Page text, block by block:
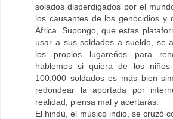
solados disperdigados por el
los causantes de los genocidios y
África. Supongo, que estas
usar a sus soldados a sueldo, se
los propios lugareños para
hablemos si quiera de los
100.000 soldados es más bien
redondear la aportada por
realidad, piensa mal y acertarás.
El hindú, el músico indio, se cruzó